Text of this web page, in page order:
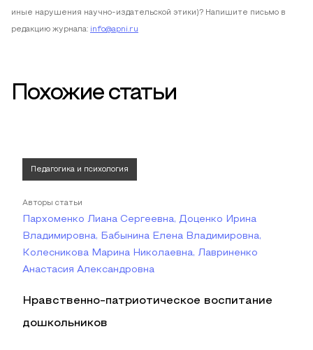
иные нарушения научно-издательской этики)? Напишите письмо в
редакцию журнала: info@apni.ru
Похожие статьи
Педагогика и психология
Авторы статьи
Пархоменко Лиана Сергеевна, Доценко Ирина
Владимировна, Бабынина Елена Владимировна,
Колесникова Марина Николаевна, Лавриненко
Анастасия Александровна
Нравственно-патриотическое воспитание
дошкольников